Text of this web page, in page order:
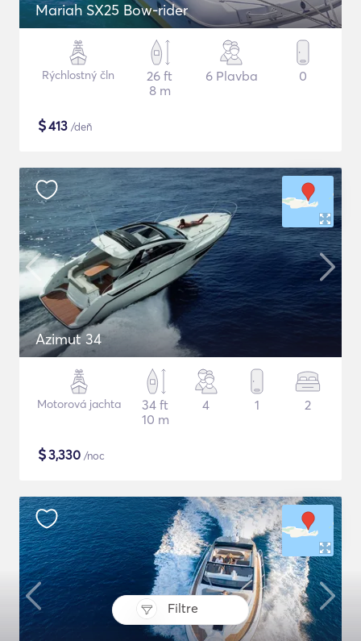
Filtre
Mariah SX25 Bow-rider
Rýchlostný čln
26 ft
8 m
6 Plavba 0
$413 /deň
Azimut 34
Motorová jachta
34 ft
10 m
4 1 2
$3,330 /noc